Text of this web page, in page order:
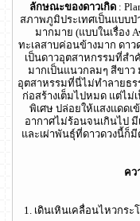
ลักษณะของดาวเกิด:
สภาพภูมิประเทศเป็นแบบ
มากมาย (แบบในเรื่อง
ทะเลสาบค่อนข้างมาก ดาว
เป็นดาวอุตสาหกรรมที่ส
มากเป็นแนวกลมๆ สีขาว
อุตสาหรรมที่นี่ไม่ทำลายธร
ก่อสร้างเต็มไปหมด แต่ไม่
พิเศษ ปล่อยให้แสงแดด
อากาศไม่ร้อนจนเกินไป
และเผ่าพันธุ์ที่ดาวดวงนี้ก็
คว
1. เดินเหินเคลื่อนไหวกระ